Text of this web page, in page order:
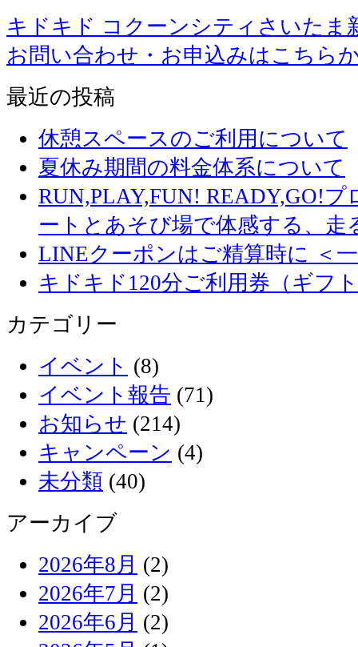
キドキド コクーンシティさいたま
お問い合わせ・お申込みはこちら
最近の投稿
休憩スペースのご利用について
夏休み期間の料金体系について
RUN,PLAY,FUN! READY,GO!
ートとあそび場で体感する、走
LINEクーポンはご精算時に ＜
キドキド120分ご利用券（ギフ
カテゴリー
イベント (8)
イベント報告 (71)
お知らせ (214)
キャンペーン (4)
未分類 (40)
アーカイブ
2026年8月 (2)
2026年7月 (2)
2026年6月 (2)